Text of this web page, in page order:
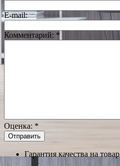
E-mail:
Комментарий: *
Оценка: *
Гарантия качества на товар